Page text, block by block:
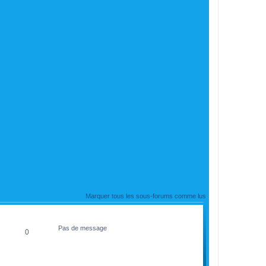
Marquer tous les sous-forums comme lus
0 Pas de message